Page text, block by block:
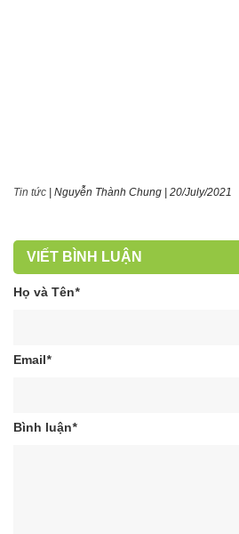
Tin tức Nguyễn Thành Chung 20/July/2021
VIẾT BÌNH LUẬN
Họ và Tên*
Email*
Bình luận*